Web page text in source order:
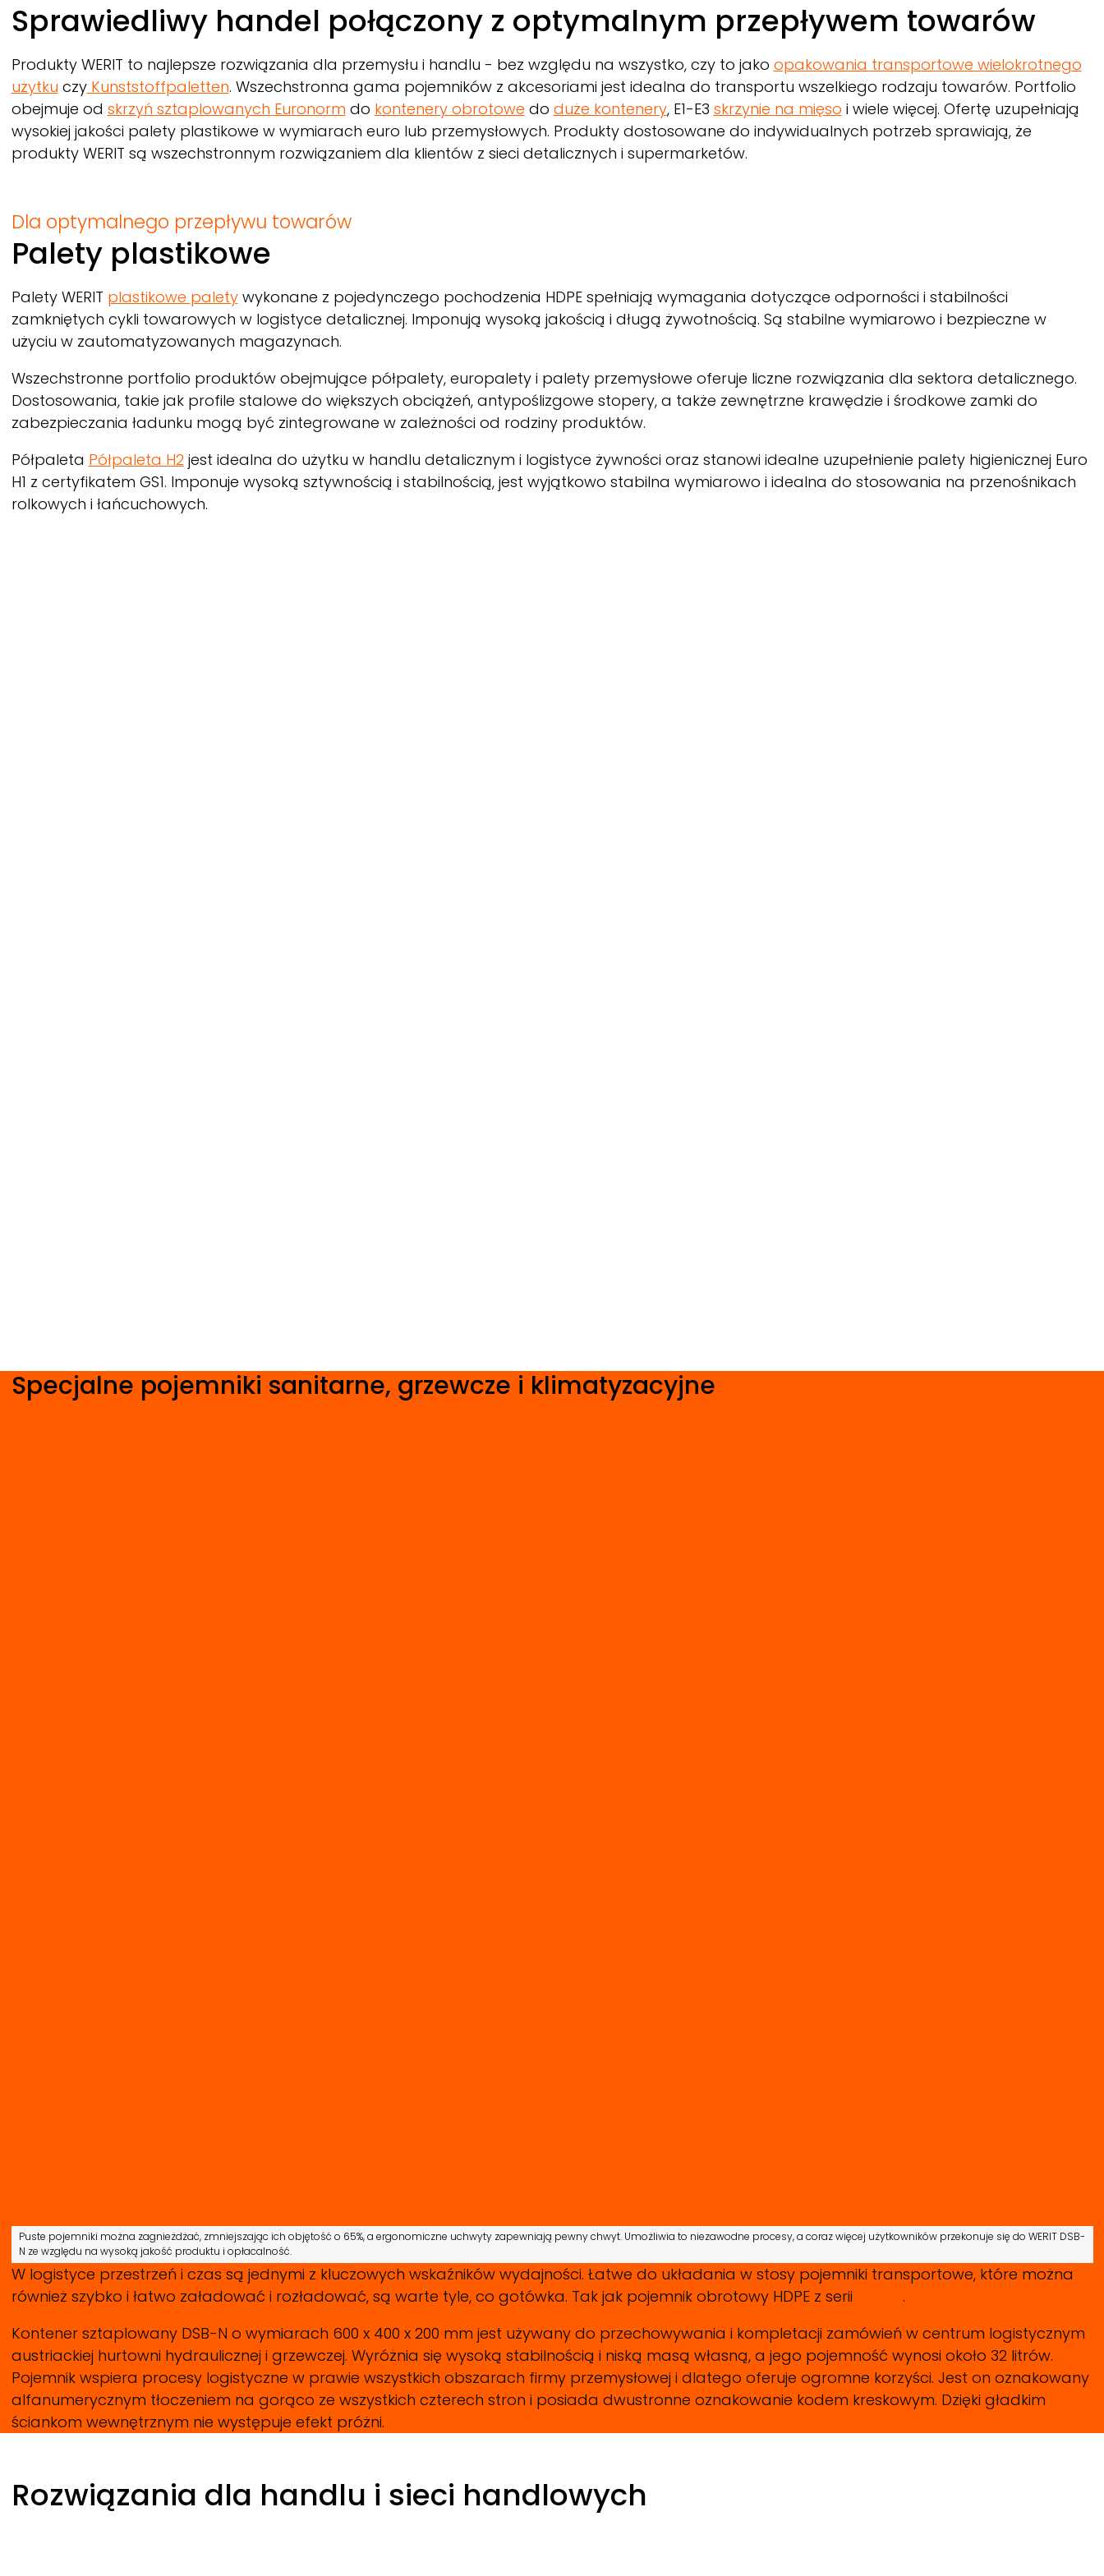
Breadcrumb
Sprawiedliwy handel połączony z optymalnym przepływem towarów
ProduktyWERIT to najlepsze rozwiązania dla przemysłu i handlu - bez względu na wszystko, czy to jako opakowania transportowe wielokrotnego
użytku czyKunststoffpaletten. Wszechstronna gama pojemników z akcesoriami jest idealna do transportu wszelkiego rodzaju towarów. Portfolio
obejmuje od skrzyń sztaplowanych Euronorm do kontenery obrotowe do duże kontenery, E1-E3 skrzynie na mięso i wiele więcej. Ofertę uzupełniają
wysokiej jakości palety plastikowe w wymiarach euro lub przemysłowych. Produkty dostosowane do indywidualnych potrzeb sprawiają, że
produktyWERIT są wszechstronnym rozwiązaniem dla klientów z sieci detalicznych i supermarketów.
Dla optymalnego przepływu towarów
Palety plastikowe
PaletyWERIT plastikowe paletywykonane z pojedynczego pochodzenia HDPE spełniają wymagania dotyczące odporności i stabilności
zamkniętych cykli towarowych w logistyce detalicznej. Imponują wysoką jakością i długą żywotnością. Są stabilne wymiarowo i bezpieczne w
użyciu w zautomatyzowanych magazynach.
Wszechstronne portfolio produktów obejmujące półpalety, europalety i palety przemysłowe oferuje liczne rozwiązania dla sektora detalicznego.
Dostosowania, takie jak profile stalowe do większych obciążeń, antypoślizgowe stopery, a także zewnętrzne krawędzie i środkowe zamki do
zabezpieczania ładunku mogą być zintegrowane w zależności od rodziny produktów.
Półpaleta Półpaleta H2 jest idealna do użytku w handlu detalicznym i logistyce żywności oraz stanowi idealne uzupełnienie palety higienicznej Euro
H1 z certyfikatem GS1. Imponuje wysoką sztywnością i stabilnością, jest wyjątkowo stabilna wymiarowo i idealna do stosowania na przenośnikach
rolkowych i łańcuchowych.
Specjalne pojemniki sanitarne, grzewcze i klimatyzacyjne
Puste pojemniki można zagnieżdżać, zmniejszając ich objętość o 65%, a ergonomiczne uchwyty zapewniają pewny chwyt. Umożliwia to niezawodne procesy, a coraz więcej użytkowników przekonuje się do WERIT DSB-
N ze względu na wysoką jakość produktu i opłacalność.
W logistyce przestrzeń i czas są jednymi z kluczowych wskaźników wydajności. Łatwe do układania w stosy pojemniki transportowe, które można
również szybko i łatwo załadować i rozładować, są warte tyle, co gotówka. Tak jak pojemnik obrotowy HDPE z serii
.
Kontener sztaplowany DSB-N o wymiarach 600 x 400 x 200 mm jest używany do przechowywania i kompletacji zamówień w centrum logistycznym
austriackiej hurtowni hydraulicznej i grzewczej. Wyróżnia się wysoką stabilnością i niską masą własną, a jego pojemność wynosi około 32 litrów.
Pojemnik wspiera procesy logistyczne w prawie wszystkich obszarach firmy przemysłowej i dlatego oferuje ogromne korzyści. Jest on oznakowany
alfanumerycznym tłoczeniem na gorąco ze wszystkich czterech stron i posiada dwustronne oznakowanie kodem kreskowym. Dzięki gładkim
ściankom wewnętrznym nie występuje efekt próżni.
Rozwiązania dla handlu i sieci handlowych